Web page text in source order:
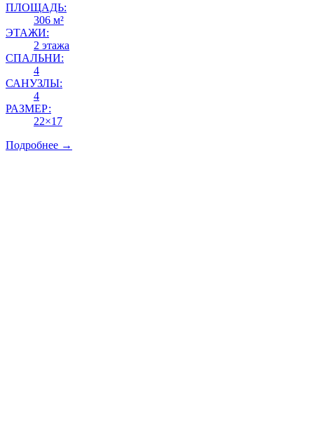
ПЛОЩАДЬ:
306 м²
ЭТАЖИ:
2 этажа
СПАЛЬНИ:
4
САНУЗЛЫ:
4
РАЗМЕР:
22×17
Подробнее →